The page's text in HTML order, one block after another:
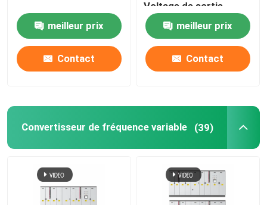
À propos de nous
Visite de l'usine
Contrôle de la qualité
Nous contacter
Nouvelles
meilleur prix
Contact
Voltage de sortie
meilleur prix
Contact
Convertisseur de fréquence variable (39)